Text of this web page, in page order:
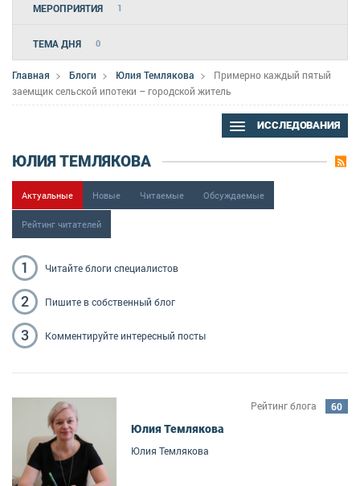
МЕРОПРИЯТИЯ 1
ТЕМА ДНЯ 0
Главная Блоги Юлия Темлякова
Примерно каждый пятый
заемщик сельской ипотеки – городской житель
ИССЛЕДОВАНИЯ
ЮЛИЯ ТЕМЛЯКОВА
Актуальные Новые Читаемые Обсуждаемые
Рейтинг читателей
1 Читайте блоги специалистов
2 Пишитев собственный блог
3 Комментируйтеинтересный посты
Юлия Темлякова
Юлия Темлякова
Рейтинг блога 60